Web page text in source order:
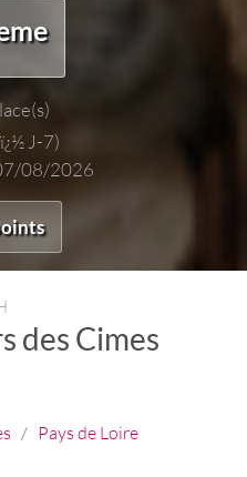
ï¿½ J-7)
08/2026
des Cimes
/ Pays de Loire